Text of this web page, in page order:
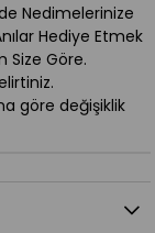
Nedimelerinize
Hediye Etmek
Size Göre.
göre değişiklik